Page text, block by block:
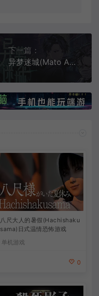
下一篇：
异梦迷城(Mato Anomalies)简中|PC|RPG|幻想都市3D冒险角色扮演游戏
八尺大人的暑假(Hachishaku
sama)日式温情恐怖游戏
单机游戏
0